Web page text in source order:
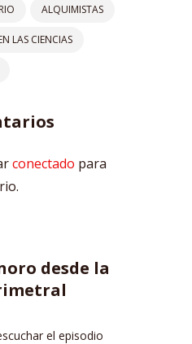
ALQUIMISTAS
LAS CIENCIAS
conectado para
desde la
el episodio